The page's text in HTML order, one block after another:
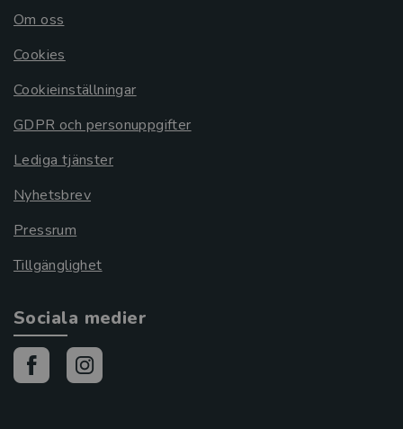
Om oss
Cookies
Cookieinställningar
GDPR och personuppgifter
Lediga tjänster
Nyhetsbrev
Pressrum
Tillgänglighet
Sociala medier